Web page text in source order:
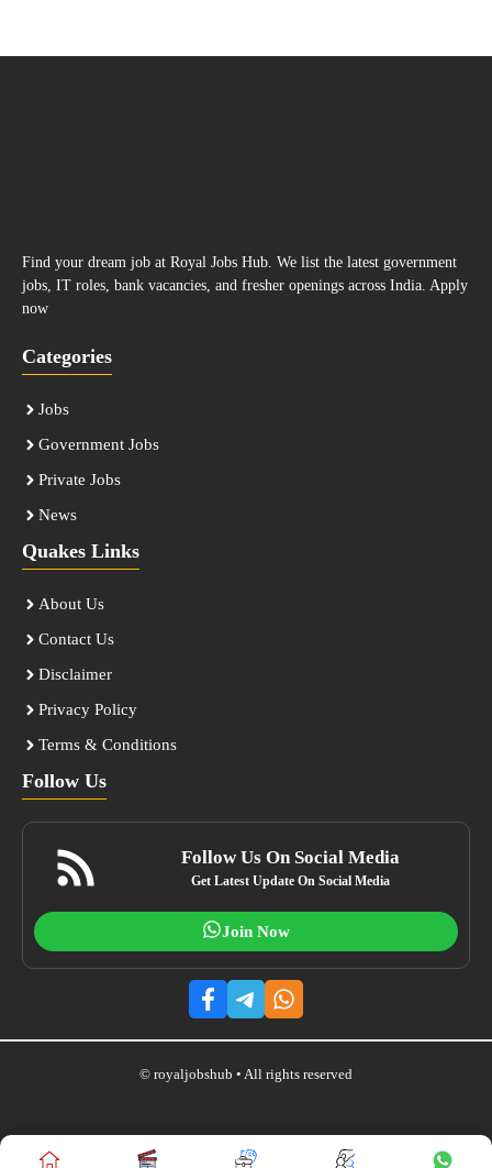
Find your dream job at Royal Jobs Hub. We list the latest government
jobs, IT roles, bank vacancies, and fresher openings across India. Apply
now
Categories
Jobs
Government Jobs
Private Jobs
News
Quakes Links
About Us
Contact Us
Disclaimer
Privacy Policy
Terms & Conditions
Follow Us
Follow Us On Social Media
Get Latest Update On Social Media
Join Now
© royaljobshub • All rights reserved